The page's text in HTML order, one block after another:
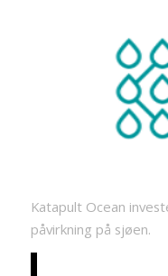
Katapult Ocean
påvirkning på sjøen.